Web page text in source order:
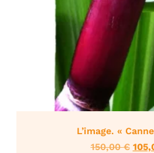
L’image. «
150,00€